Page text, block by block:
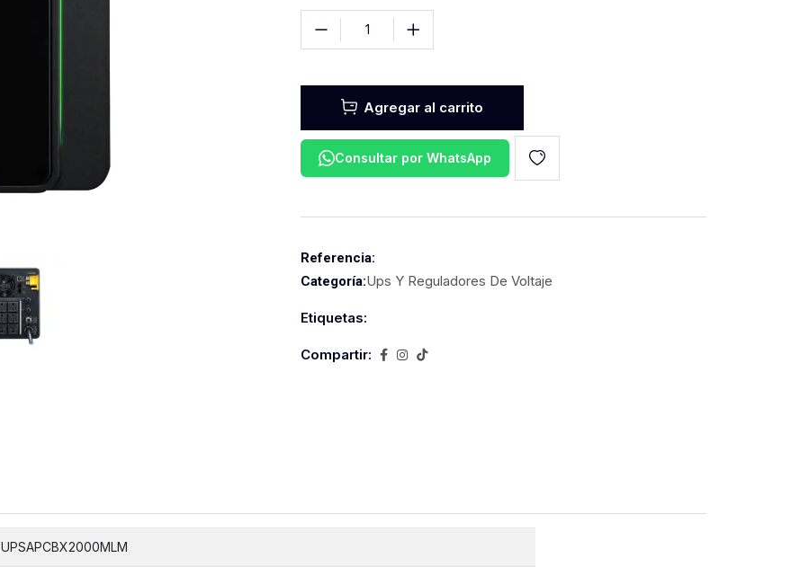
Agregar al carrito
Consultar por WhatsApp
Referencia:
Categoría:Ups Y Reguladores De Voltaje
Etiquetas:
Compartir:
UPSAPCBX2000MLM